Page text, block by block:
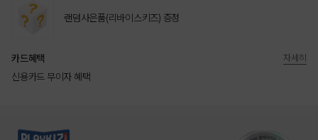
랜덤사은품(리바이스키즈) 증정
카드혜택
신용카드 무이자 혜택
자세히